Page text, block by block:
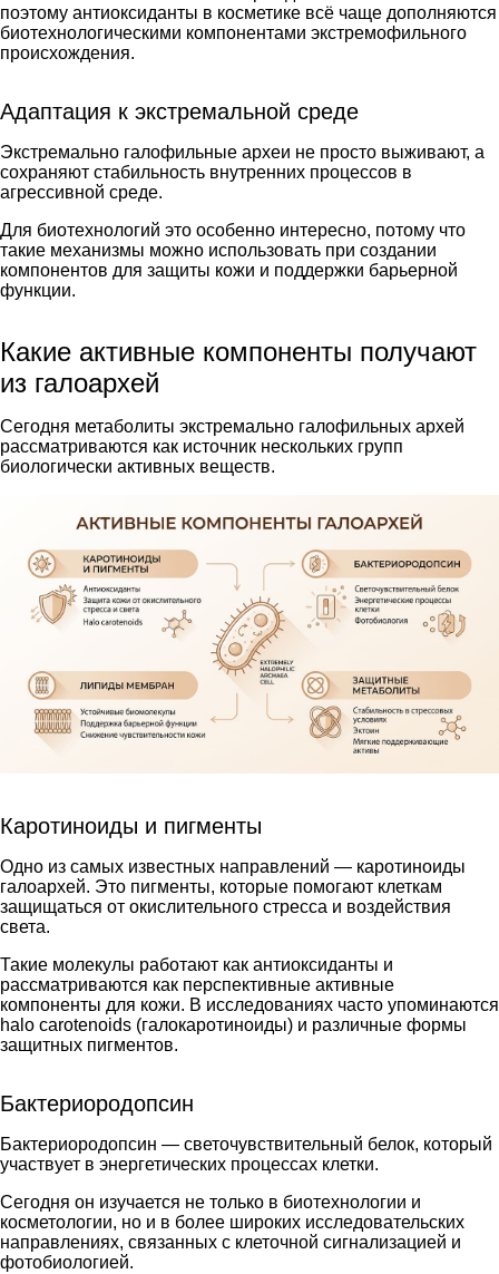
поэтому антиоксиданты в косметике всё чаще дополняются
биотехнологическими компонентами экстремофильного
происхождения.
Адаптация к экстремальной среде
Экстремально галофильные археи не просто выживают, а
сохраняют стабильность внутренних процессов в
агрессивной среде.
Для биотехнологий это особенно интересно, потому что
такие механизмы можно использовать при создании
компонентов для защиты кожи и поддержки барьерной
функции.
Какие активные компоненты получают
из галоархей
Сегодня метаболиты экстремально галофильных архей
рассматриваются как источник нескольких групп
биологически активных веществ.
Каротиноиды и пигменты
Одно из самых известных направлений — каротиноиды
галоархей. Это пигменты, которые помогают клеткам
защищаться от окислительного стресса и воздействия
света.
Такие молекулы работают как антиоксиданты и
рассматриваются как перспективные активные
компоненты для кожи. В исследованиях часто упоминаются
halo carotenoids (галокаротиноиды) и различные формы
защитных пигментов.
Бактериородопсин
Бактериородопсин — светочувствительный белок, который
участвует в энергетических процессах клетки.
Сегодня он изучается не только в биотехнологии и
косметологии, но и в более широких исследовательских
направлениях, связанных с клеточной сигнализацией и
фотобиологией.